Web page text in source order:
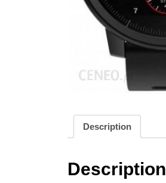
Description
Description